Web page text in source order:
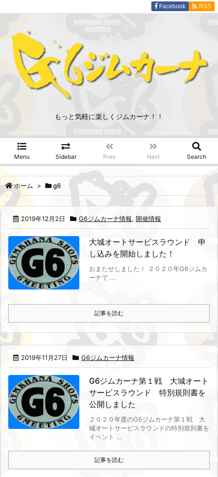
もっと気軽に楽しくジムカーナ！！
Menu Sidebar Prev Next Search
Facebook RSS
ホーム > g6
2019年12月2日 G6ジムカーナ情報, 開催情報
大城オートサービスラウンド 申
し込みを開始しました！
おまたせしました！
２０２０年G6ジムカ
ーナで ...
記事を読む
2019年11月27日 G6ジムカーナ情報
G6ジムカーナ第１戦 大城オート
サービスラウンド 特別規則書を
公開しました
２０２０年度のG6ジムカーナ第１戦 大
城オートサービスラウンドの特別規則書を
イベント ...
記事を読む